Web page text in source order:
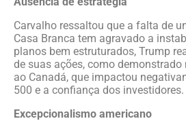
Carvalho ressaltou que a falta de
Casa Branca tem agravado a
planos bem estruturados, Trump
de suas ações, como
ao Canadá, que impactou
500 e a confiança dos investidores.
Excepcionalismo americano